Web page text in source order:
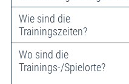
Wie sind die
Trainingszeiten?
Wo sind die
Trainings-/Spielorte?